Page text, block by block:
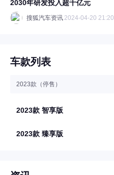
2030年研发投入超千亿元
搜狐汽车资讯2024-04-20 21:20
车款列表
2023款（停售）
2023款 智享版
2023款 臻享版